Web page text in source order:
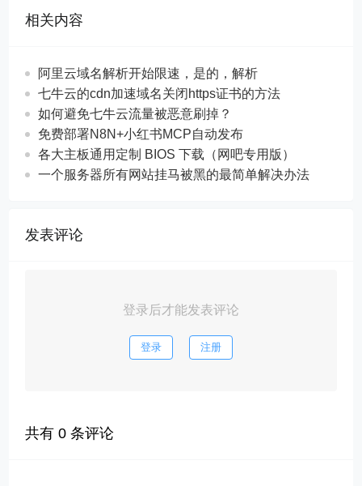
相关内容
阿里云域名解析开始限速，是的，解析
七牛云的cdn加速域名关闭https证书的方法
如何避免七牛云流量被恶意刷掉？
免费部署N8N+小红书MCP自动发布
各大主板通用定制 BIOS 下载（网吧专用版）
一个服务器所有网站挂马被黑的最简单解决办法
发表评论
登录后才能发表评论
登录 注册
共有0 条评论